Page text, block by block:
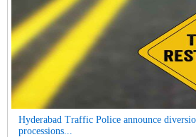
Hyderabad Traffic Police announce
processions...